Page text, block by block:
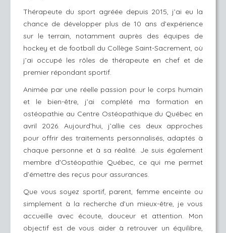
Thérapeute du sport agréée depuis 2015, j’ai eu la
chance de développer plus de 10 ans d’expérience
sur le terrain, notamment auprès des équipes de
hockey et de football du Collège Saint-Sacrement, où
j’ai occupé les rôles de thérapeute en chef et de
premier répondant sportif.
Animée par une réelle passion pour le corps humain
et le bien-être, j’ai complété ma formation en
ostéopathie au Centre Ostéopathique du Québec en
avril 2026. Aujourd’hui, j’allie ces deux approches
pour offrir des traitements personnalisés, adaptés à
chaque personne et à sa réalité. Je suis également
membre d'Ostéopathie Québec, ce qui me permet
d’émettre des reçus pour assurances.
Que vous soyez sportif, parent, femme enceinte ou
simplement à la recherche d’un mieux-être, je vous
accueille avec écoute, douceur et attention. Mon
objectif est de vous aider à retrouver un équilibre,